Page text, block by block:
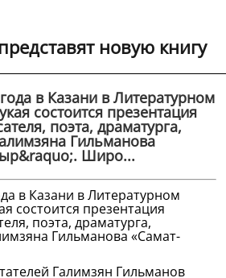
новую книгу
в Казани в Литературном
состоится презентация
поэта, драматурга,
Гильманова
Широ...
в Казани в Литературном
состоится презентация
поэта, драматурга,
Гильманова «Самат-
Галимзян Гильманов